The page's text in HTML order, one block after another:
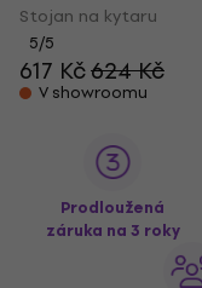
Stojan na kytaru
5/5
617 Kč624 Kč
V showroomu
Prodloužená
záruka na 3 roky